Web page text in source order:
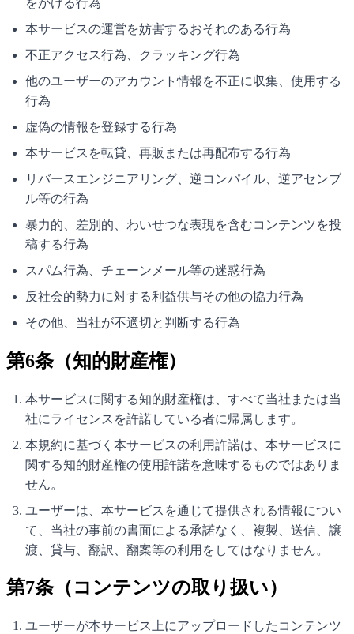
本サービスの運営を妨害するおそれのある行為
不正アクセス行為、クラッキング行為
他のユーザーのアカウント情報を不正に収集、使用する
行為
虚偽の情報を登録する行為
本サービスを転貸、再販または再配布する行為
リバースエンジニアリング、逆コンパイル、逆アセンブ
ル等の行為
暴力的、差別的、わいせつな表現を含むコンテンツを投
稿する行為
スパム行為、チェーンメール等の迷惑行為
反社会的勢力に対する利益供与その他の協力行為
その他、当社が不適切と判断する行為
第6条（知的財産権）
本サービスに関する知的財産権は、すべて当社または当
社にライセンスを許諾している者に帰属します。
本規約に基づく本サービスの利用許諾は、本サービスに
関する知的財産権の使用許諾を意味するものではありま
せん。
ユーザーは、本サービスを通じて提供される情報につい
て、当社の事前の書面による承諾なく、複製、送信、譲
渡、貸与、翻訳、翻案等の利用をしてはなりません。
第7条（コンテンツの取り扱い）
ユーザーが本サービス上にアップロードしたコンテンツ